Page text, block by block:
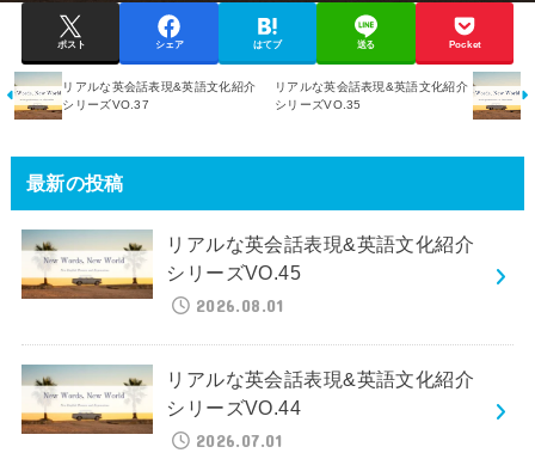
ポスト シェア はてブ 送る Pocket
リアルな英会話表現&英語文化紹介
シリーズVO.37
リアルな英会話表現&英語文化紹介
シリーズVO.35
最新の投稿
リアルな英会話表現&英語文化紹介
シリーズVO.45
2026.08.01
リアルな英会話表現&英語文化紹介
シリーズVO.44
2026.07.01